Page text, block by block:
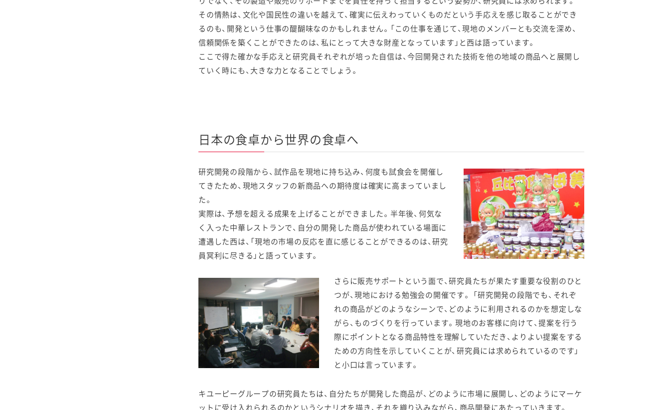
その情熱は、文化や国民性の違いを越えて、確実に伝えわっていくものだという手応えを感じ取ることができ
るのも、開発という仕事の醍醐味なのかもしれません。「この仕事を通じて、現地のメンバーとも交流を深め、
信頼関係を築くことができたのは、私にとって大きな財産となっています」と西は語っています。
ここで得た確かな手応えと研究員それぞれが培った自信は、今回開発された技術を他の地域の商品へと展開し
ていく時にも、大きな力となることでしょう。
日本の食卓から世界の食卓へ
研究開発の段階から、試作品を現地に持ち込み、何度も試食会を開催し
てきたため、現地スタッフの新商品への期待度は確実に高まっていまし
た。
実際は、予想を超える成果を上げることができました。半年後、何気な
く入った中華レストランで、自分の開発した商品が使われている場面に
遭遇した西は、「現地の市場の反応を直に感じることができるのは、研究
員冥利に尽きる」と語っています。
さらに販売サポートという面で、研究員たちが果たす重要な役割のひと
つが、現地における勉強会の開催です。 「研究開発の段階でも、それぞ
れの商品がどのようなシーンで、どのように利用されるのかを想定しな
がら、ものづくりを行っています。現地のお客様に向けて、提案を行う
際にポイントとなる商品特性を理解していただき、よりよい提案をする
ための方向性を示していくことが、研究員には求められているのです」
と小口は言っています。
キユーピーグループの研究員たちは、自分たちが開発した商品が、どのように市場に展開し、どのようにマーケ
ットに受け入れられるのかというシナリオを描き、それを織り込みながら、商品開発にあたっていきます。